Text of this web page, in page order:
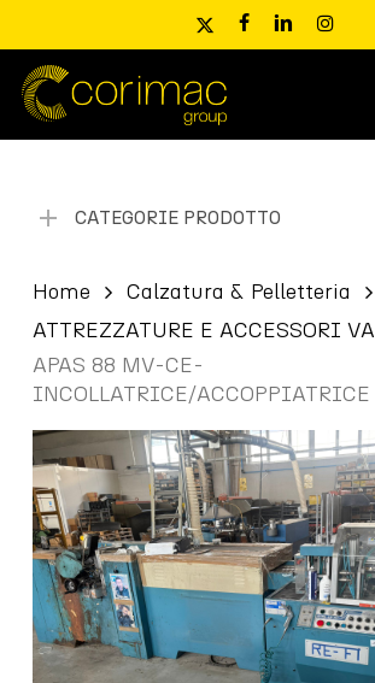
main
content
x-
facebooklinkedin
Ricerca
prodotti
CATEGORIE PRODOTTO
Home
Calzatura & Pelletteria
ATTREZZATURE E ACCESSORI
APAS 88 MV-CE-
INCOLLATRICE/ACCOPPIATRICE